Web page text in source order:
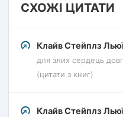
СХОЖІ ЦИТАТИ
Клайв Стейплз
для злих сердець
(цитати з книг)
Клайв Стейплз